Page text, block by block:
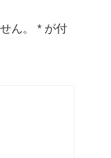
ん。 * が付